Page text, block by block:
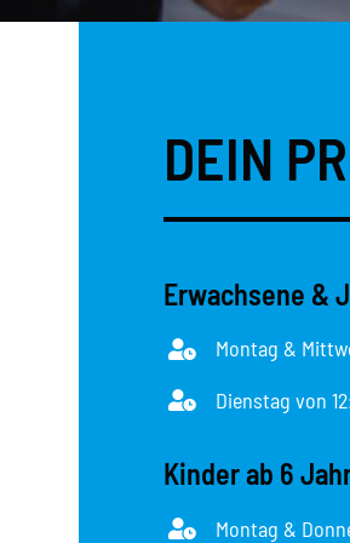
DEIN
Erwachsene &
Montag &
Dienstag von
Kinder ab 6
Montag &